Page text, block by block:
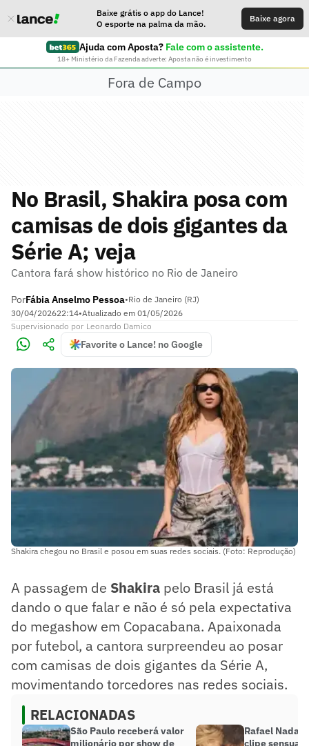
Baixe grátis o app do Lance!
O esporte na palma da mão.
Baixe agora
Ajuda com Aposta? Fale com o assistente.
18+ Ministério da Fazenda adverte: Aposta não é investimento
Fora de Campo
No Brasil, Shakira posa com
camisas de dois gigantes da
Série A; veja
Cantora fará show histórico no Rio de Janeiro
PorFábia Anselmo Pessoa•Rio de Janeiro (RJ)
30/04/202622:14•Atualizado em 01/05/2026
Supervisionado por Leonardo Damico
Favorite o Lance! no Google
Shakira chegou no Brasil e posou em suas redes sociais. (Foto: Reprodução)
A passagem de Shakira pelo Brasil já está
dando o que falar e não é só pela expectativa
do megashow em Copacabana. Apaixonada
por futebol, a cantora surpreendeu ao posar
com camisas de dois gigantes da Série A,
movimentando torcedores nas redes sociais.
RELACIONADAS
São Paulo receberá valor
milionário por show de
Rafael Nadal
clipe sensual